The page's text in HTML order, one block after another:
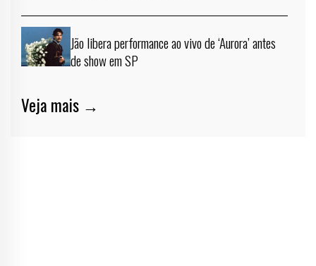
Jão libera performance ao vivo de ‘Aurora’ antes
de show em SP
Veja mais →